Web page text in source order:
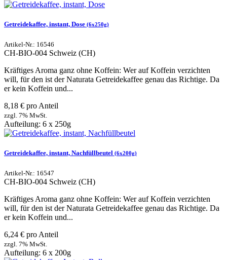
Getreidekaffee, instant, Dose (6x250g)
Artikel-Nr.: 16546
CH-BIO-004 Schweiz (CH)
Kräftiges Aroma ganz ohne Koffein: Wer auf Koffein verzichten
will, für den ist der Naturata Getreidekaffee genau das Richtige. Da
er kein Koffein und...
8,18 € pro Anteil
zzgl. 7% MwSt.
Aufteilung: 6 x 250g
Getreidekaffee, instant, Nachfüllbeutel (6x200g)
Artikel-Nr.: 16547
CH-BIO-004 Schweiz (CH)
Kräftiges Aroma ganz ohne Koffein: Wer auf Koffein verzichten
will, für den ist der Naturata Getreidekaffee genau das Richtige. Da
er kein Koffein und...
6,24 € pro Anteil
zzgl. 7% MwSt.
Aufteilung: 6 x 200g